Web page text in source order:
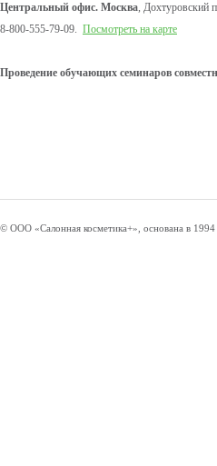
Центральный офис. Москва, Дохтуровский
8-800-555-79-09. Посмотреть на карте
Проведение обучающих семинаров
© ООО «Салонная косметика+», основана в 1994